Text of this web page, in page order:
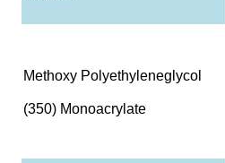
Methoxy Polyethyleneglycol
(350) Monoacrylate